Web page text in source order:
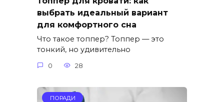
выбрать идеальный вариант
для комфортного сна
Что такое топпер? Топпер — это
тонкий, но удивительно
0 28
ПОРАДИ